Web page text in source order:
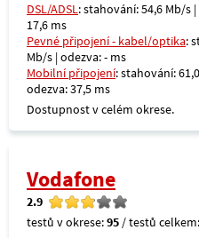
DSL/ADSL: stahování: 54,6 Mb/s
17,6 ms
Pevné připojení - kabel/optika:
Mb/s | odezva: - ms
Mobilní připojení: stahování:
odezva: 37,5 ms
Dostupnost v celém okrese.
Vodafone
2.9
testů v okrese:95 / testů celkem: